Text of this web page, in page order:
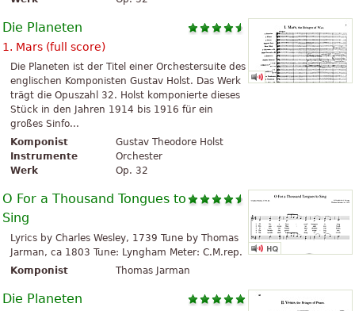
Die Planeten
1. Mars (full score)
Die Planeten ist der Titel einer Orchestersuite des
englischen Komponisten Gustav Holst. Das Werk
trägt die Opuszahl 32. Holst komponierte dieses
Stück in den Jahren 1914 bis 1916 für ein
großes Sinfo...
Komponist
Gustav Theodore Holst
Instrumente
Orchester
Werk
Op. 32
O For a Thousand Tongues to
Sing
Lyrics by Charles Wesley, 1739 Tune by Thomas
Jarman, ca 1803 Tune: Lyngham Meter: C.M.rep.
Komponist
Thomas Jarman
Die Planeten